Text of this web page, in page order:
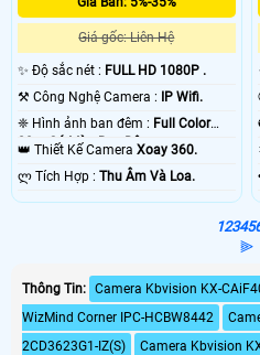
Giá gốc: Liên Hệ
✨ Độ sắc nét : FULL HD 1080P .
⚒ Công Nghệ Camera : IP Wifi.
❈ Hình ảnh ban đêm : Full Color
20m Có Màu Ban Ðêm.
👑 Thiết Kế Camera Xoay 360.
️ლ Tích Hợp : Thu Âm Và Loa.
12345
⫸
Thông Tin: Camera Kbvision KX-
WizMind Corner IPC-HCBW8442
2CD3623G1-IZ(S)
Camera Kbvision